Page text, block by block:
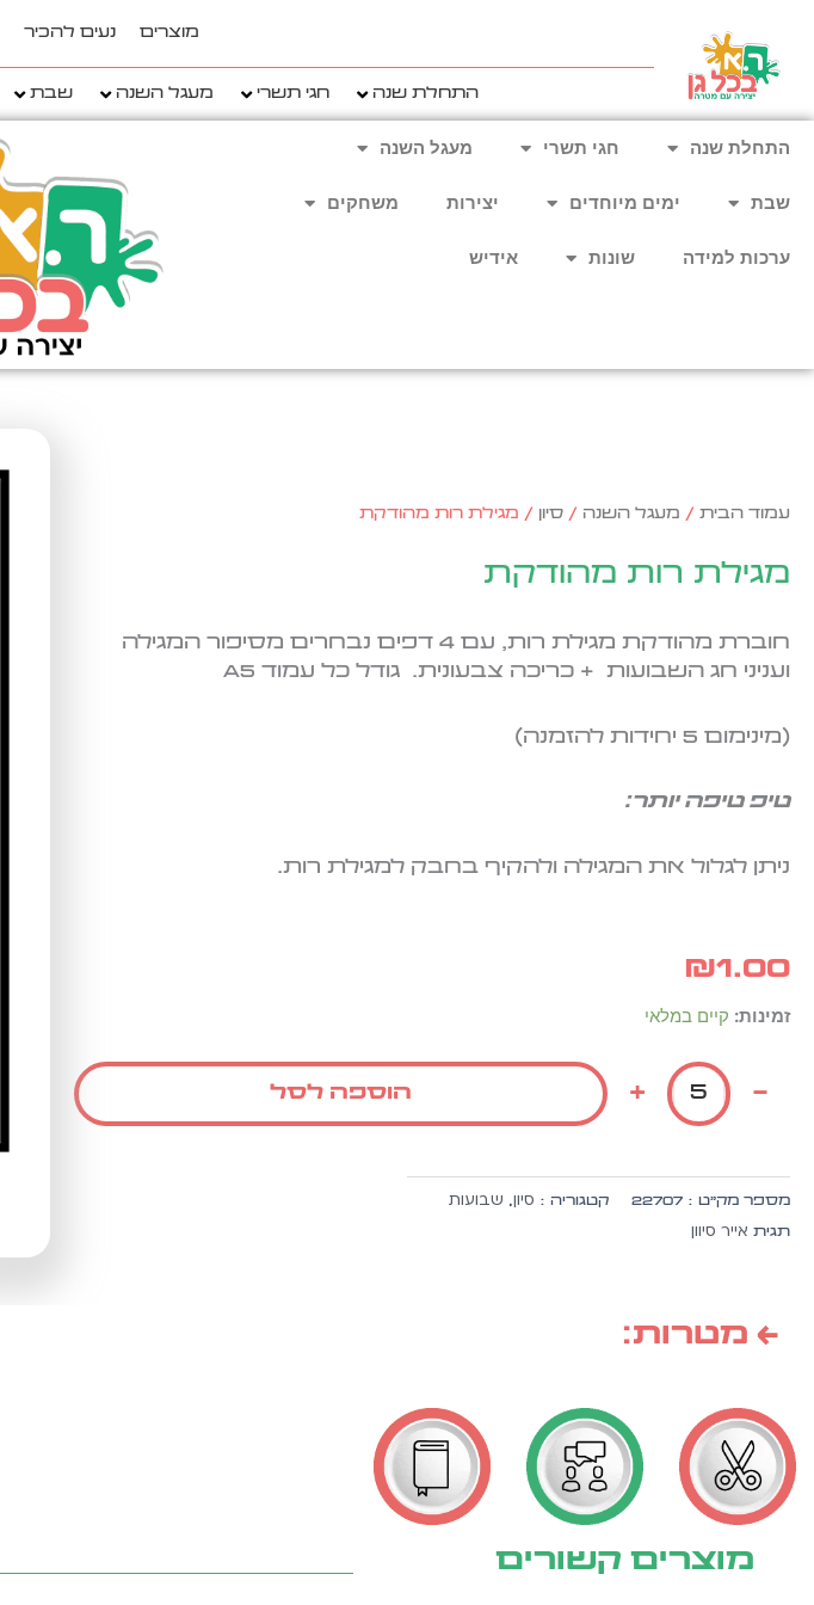
מוצרים נעים להכיר
התחלת שנה חגי תשרי מעגל השנה שבת
התחלת שנה חגי תשרי מעגל השנה
שבת ימים מיוחדים יצירות משחקים
ערכות למידה שונות אידיש
עמוד הבית / מעגל השנה / סיון / מגילת רות מהודקת
מגילת רות מהודקת
חוברת מהודקת מגילת רות, עם 4 דפים נבחרים מסיפור המגילה
ועניני חג השבועות + כריכה צבעונית. גודל כל עמוד A5
(מינימום 5 יחידות להזמנה)
טיפ טיפה יותר:
ניתן לגלול את המגילה ולהקיף בחבק למגילת רות.
₪1.00
זמינות: קיים במלאי
-
כמות
מגילת
רות
מהודקת
+ הוספה לסל
מספר מק״ט : 22707 קטגוריה : סיון, שבועות
תגית אייר סיוון
← מטרות:
מוצרים קשורים